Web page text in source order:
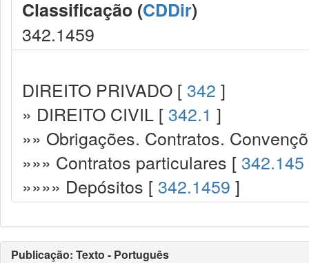
Classificação (CDDir)
342.1459
DIREITO PRIVADO [ 342 ]
» DIREITO CIVIL [ 342.1 ]
»» Obrigações. Contratos.
»»» Contratos particulares [ 342.145
»»»» Depósitos [ 342.1459 ]
Publicação: Texto - Português